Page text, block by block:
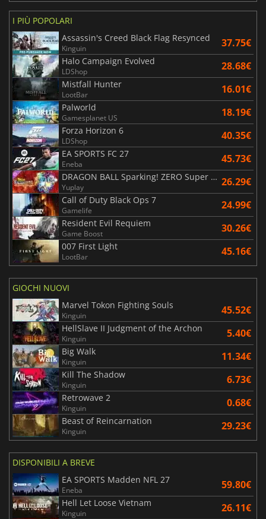
I PIÙ POPOLARI
Assassin's Creed Black Flag Resynced
Kinguin 37.75€
Halo Campaign Evolved
LDShop 28.68€
Mistfall Hunter
LootBar 16.01€
Palworld
Gamesplanet US 18.19€
Forza Horizon 6
LDShop 40.35€
EA SPORTS FC 27
Eneba 45.73€
DRAGON BALL Sparking! ZERO Super Limit Breaking NEO
Yuplay 26.29€
Call of Duty Black Ops 7
Gamelife 24.99€
Resident Evil Requiem
Game Boost 30.26€
007 First Light
LootBar 45.16€
GIOCHI NUOVI
Marvel Tokon Fighting Souls
Kinguin 45.52€
HellSlave II Judgment of the Archon
Kinguin 5.40€
Big Walk
Kinguin 11.34€
Kill The Shadow
Kinguin 6.73€
Retrowave 2
Kinguin 0.68€
Beast of Reincarnation
Kinguin 29.23€
DISPONIBILI A BREVE
EA SPORTS Madden NFL 27
Eneba 59.80€
Hell Let Loose Vietnam
Kinguin 26.11€